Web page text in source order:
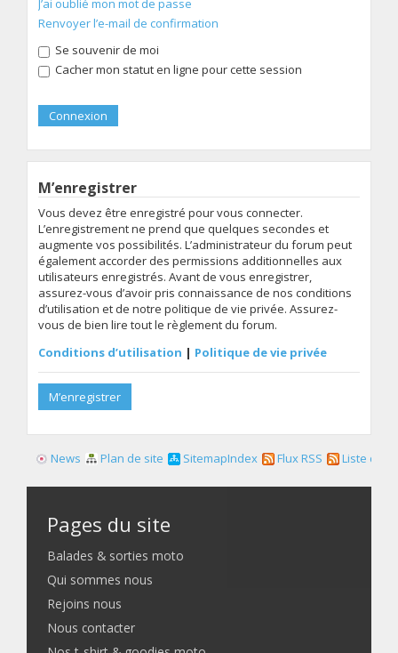
J’ai oublié mon mot de passe
Renvoyer l’e-mail de confirmation
Se souvenir de moi
Cacher mon statut en ligne pour cette session
M’enregistrer
Vous devez être enregistré pour vous connecter.
L’enregistrement ne prend que quelques secondes et
augmente vos possibilités. L’administrateur du forum peut
également accorder des permissions additionnelles aux
utilisateurs enregistrés. Avant de vous enregistrer,
assurez-vous d’avoir pris connaissance de nos conditions
d’utilisation et de notre politique de vie privée. Assurez-
vous de bien lire tout le règlement du forum.
Conditions d’utilisation | Politique de vie privée
M’enregistrer
News Plan de site SitemapIndex Flux RSS Liste des
Pages du site
Balades & sorties moto
Qui sommes nous
Rejoins nous
Nous contacter